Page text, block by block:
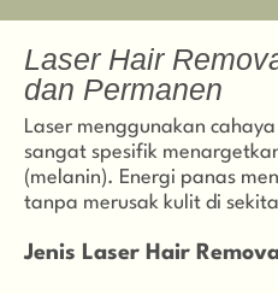
Laser Hair
dan Permanen
Laser menggunakan
sangat spesifik
(melanin). Energi panas
tanpa merusak kulit di
Jenis Laser Hair